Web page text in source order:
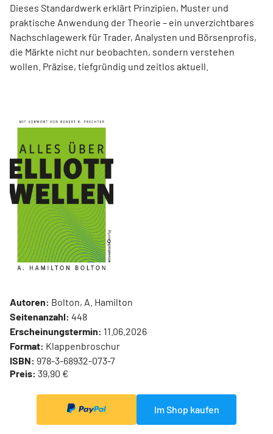
Dieses Standardwerk erklärt Prinzipien, Muster und
praktische Anwendung der Theorie – ein unverzichtbares
Nachschlagewerk für Trader, Analysten und Börsenprofis,
die Märkte nicht nur beobachten, sondern verstehen
wollen. Präzise, tiefgründig und zeitlos aktuell.
Autoren: Bolton, A. Hamilton
Seitenanzahl: 448
Erscheinungstermin: 11.06.2026
Format: Klappenbroschur
ISBN: 978-3-68932-073-7
Preis: 39,90 €
Im Shop kaufen